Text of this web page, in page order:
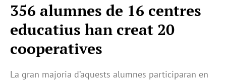
356 alumnes de 16 centres
educatius han creat 20
cooperatives
La gran majoria d’aquests alumnes participaran en